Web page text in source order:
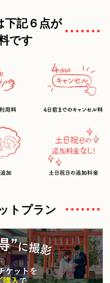
記６点が
です
トプラン